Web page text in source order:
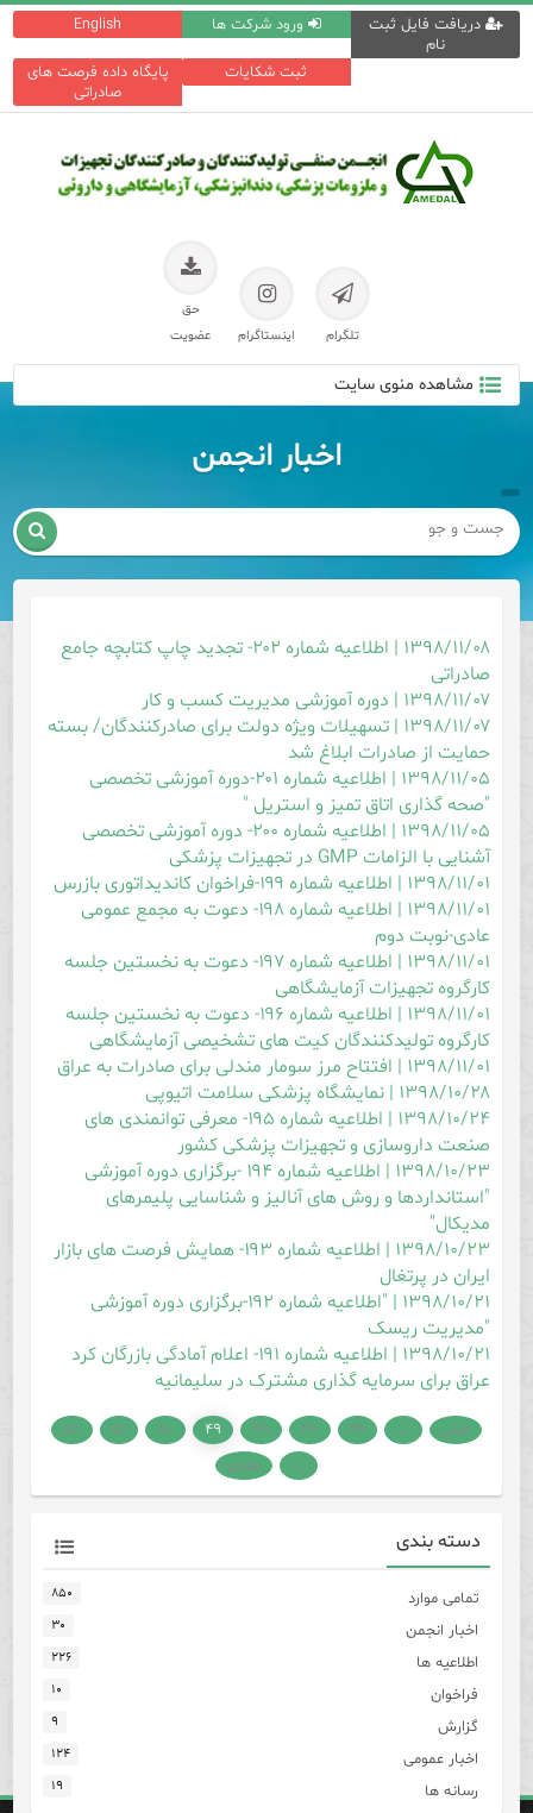
English ورود شرکت ها
دریافت فایل ثبت
نام
پایگاه داده فرصت های
صادراتی
ثبت شکایات
تلگرام اینستاگرام
حق
عضویت
مشاهده منوی سایت
اخبار انجمن

۱۳۹۸/۱۱/۰۸ | اطلاعیه شماره ۲۰۲- تجدید چاپ کتابچه جامع
صادراتی
۱۳۹۸/۱۱/۰۷ | دوره آموزشی مدیریت کسب و کار
۱۳۹۸/۱۱/۰۷ | تسهیلات ویژه دولت برای صادرکنندگان/ بسته
حمایت از صادرات ابلاغ شد
۱۳۹۸/۱۱/۰۵ | اطلاعیه شماره ۲۰۱-دوره آموزشی تخصصی
"صحه گذاری اتاق تمیز و استریل "
۱۳۹۸/۱۱/۰۵ | اطلاعیه شماره ۲۰۰- دوره آموزشی تخصصی
آشنایی با الزامات GMP در تجهیزات پزشکی
۱۳۹۸/۱۱/۰۱ | اطلاعیه شماره ۱۹۹-فراخوان کاندیداتوری بازرس
۱۳۹۸/۱۱/۰۱ | اطلاعیه شماره ۱۹۸- دعوت به مجمع عمومی
عادی-نوبت دوم
۱۳۹۸/۱۱/۰۱ | اطلاعیه شماره ۱۹۷- دعوت به نخستین جلسه
کارگروه تجهیزات آزمایشگاهی
۱۳۹۸/۱۱/۰۱ | اطلاعیه شماره ۱۹۶- دعوت به نخستین جلسه
کارگروه تولیدکنندگان کیت های تشخیصی آزمایشگاهی
۱۳۹۸/۱۱/۰۱ | افتتاح مرز سومار مندلی برای صادرات به عراق
۱۳۹۸/۱۰/۲۸ | نمایشگاه پزشکی سلامت اتیوپی
۱۳۹۸/۱۰/۲۴ | اطلاعیه شماره ۱۹۵- معرفی توانمندی های
صنعت داروسازی و تجهیزات پزشکی کشور
۱۳۹۸/۱۰/۲۳ | اطلاعیه شماره ۱۹۴ -برگزاری دوره آموزشی
"استانداردها و روش های آنالیز و شناسایی پلیمرهای
مدیکال"
۱۳۹۸/۱۰/۲۳ | اطلاعیه شماره ۱۹۳- همایش فرصت های بازار
ایران در پرتغال
۱۳۹۸/۱۰/۲۱ | "اطلاعیه شماره ۱۹۲-برگزاری دوره آموزشی
"مدیریت ریسک
۱۳۹۸/۱۰/۲۱ | اطلاعیه شماره ۱۹۱- اعلام آمادگی بازرگان کرد
عراق برای سرمایه گذاری مشترک در سلیمانیه
قبلی ... ۴۶ ۴۷ ۴۸ ۴۹ ۵۰ ۵۱
۵۲
...
بعدی
دسته بندی
تمامی موارد ۸۵۰
اخبار انجمن ۳۰
اطلاعیه ها ۲۲۶
فراخوان ۱۰
گزارش ۹
اخبار عمومی ۱۲۴
رسانه ها ۱۹